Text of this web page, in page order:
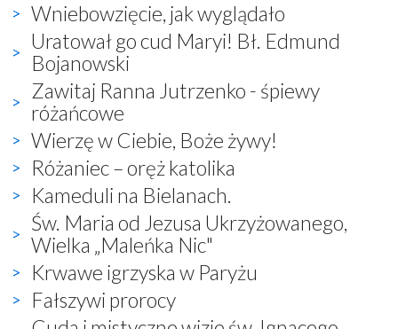
Wniebowzięcie, jak wyglądało
Uratował go cud Maryi! Bł. Edmund
Bojanowski
Zawitaj Ranna Jutrzenko - śpiewy
różańcowe
Wierzę w Ciebie, Boże żywy!
Różaniec – oręż katolika
Kameduli na Bielanach.
Św. Maria od Jezusa Ukrzyżowanego,
Wielka „Maleńka Nic"
Krwawe igrzyska w Paryżu
Fałszywi prorocy